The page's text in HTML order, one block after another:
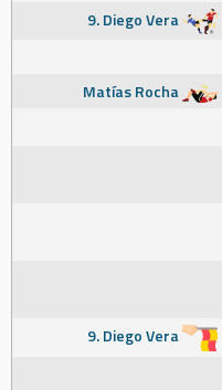
9. Diego Vera
Matías Rocha
9. Diego Vera